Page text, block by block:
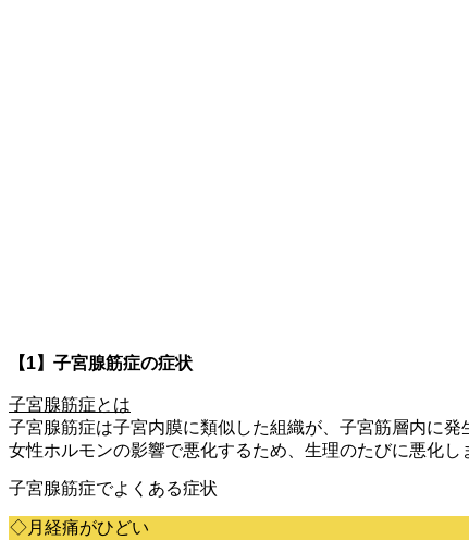
【1】子宮腺筋症の症状
子宮腺筋症とは
子宮腺筋症は子宮内膜に類似した組織が、子宮筋層内に
女性ホルモンの影響で悪化するため、生理のたびに悪化し
子宮腺筋症でよくある症状
◇月経痛がひどい